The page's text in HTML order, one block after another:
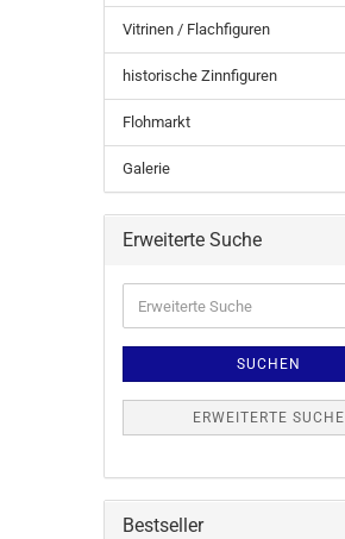
Vitrinen / Flachfiguren
historische Zinnfiguren
Flohmarkt
Galerie
Erweiterte Suche
SUCHEN
ERWEITERTE SUCHE
Bestseller